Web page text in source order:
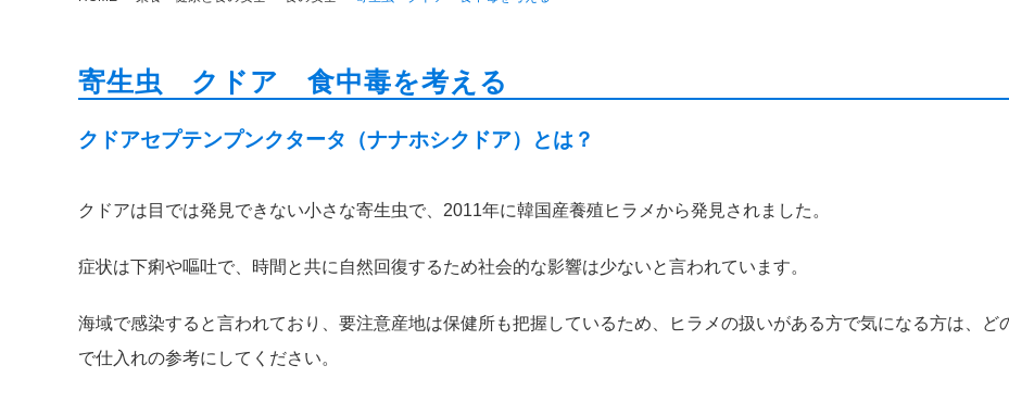
寄生虫 クドア 食中毒を考える
クドアセプテンプンクタータ（ナナホシクドア）とは？
クドアは目では発見できない小さな寄生虫で、2011年に韓国産養殖ヒラメから発見されました。
症状は下痢や嘔吐で、時間と共に自然回復するため社会的な影響は少ないと言われています。
海域で感染すると言われており、要注意産地は保健所も把握しているため、ヒラメの扱いがある方で気になる方は、
で仕入れの参考にしてください。